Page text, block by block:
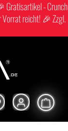
- Crunch
Vorrat reicht! 🎉 Zzgl.